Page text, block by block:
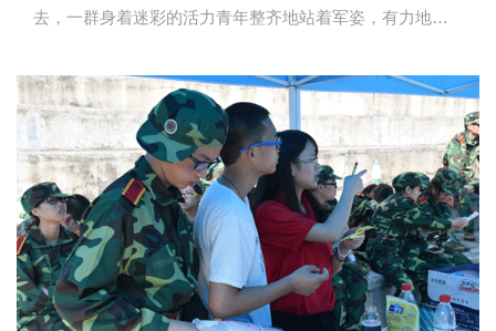
去，一群身着迷彩的活力青年整齐地站着军姿，有力地踏
时，教官原本以为女生们会熬不住一整天高强度的训练，
但在两天的训练下来，发现她们柔弱的外表下隐藏着令人
钦佩的坚韧。在练习结束时，女生们没有选择回宿舍休
息，而是留下来继续之前的练习内容，只为不给连队拖后
腿，即使身体不适，也只是喝口水马上回营训练……看着
女生们站军姿时那笔直的身体，走正步时铿锵有力的步
伐，让人想起一句老话“谁说女子不如男”，我们的女生就是
军中...